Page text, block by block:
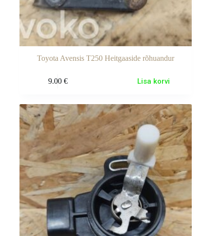
Toyota Avensis T250 Heitgaaside rõhuandur
9.00 € Lisa korvi